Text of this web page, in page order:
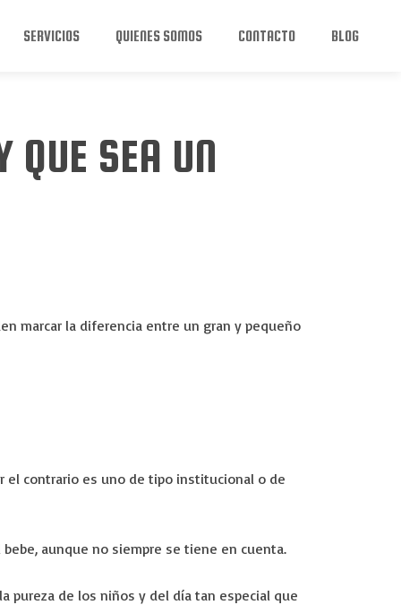
SERVICIOS QUIENES SOMOS CONTACTO BLOG
QUE SEA UN
marcar la diferencia entre un gran y pequeño
el contrario es uno de tipo institucional o de
aunque no siempre se tiene en cuenta.
pureza de los niños y del día tan especial que